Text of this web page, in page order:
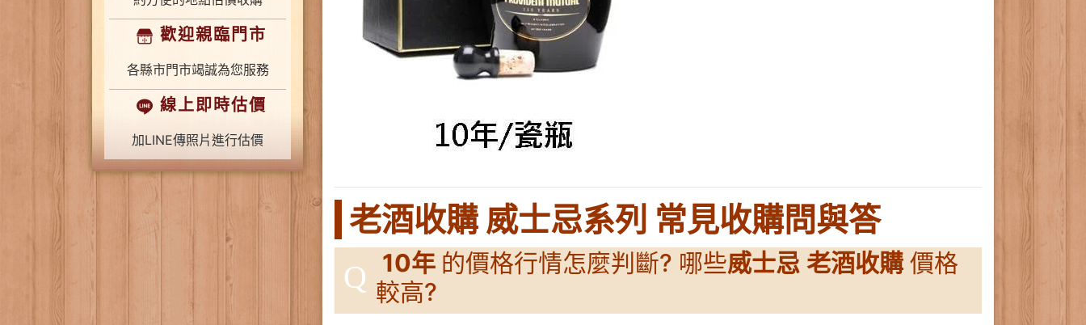
老酒收購 威士忌系列 常見收購問與答
Q 10年 的價格行情怎麼判斷? 哪些威士忌 老酒收購 價格
較高?
歡迎親臨門市
各縣市門市竭誠為您服務
線上即時估價
加LINE傳照片進行估價